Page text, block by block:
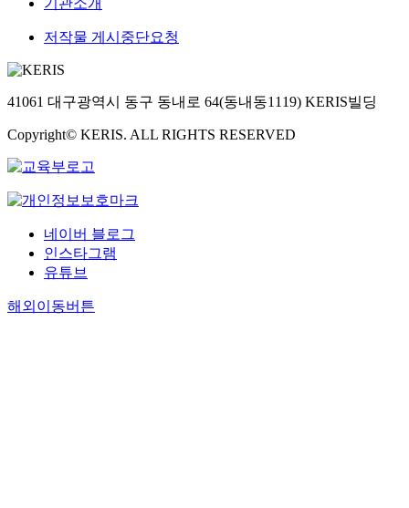
기관소개
저작물 게시중단요청
41061 대구광역시 동구 동내로 64(동내동1119) KERIS빌딩
Copyright© KERIS. ALL RIGHTS RESERVED
네이버 블로그
인스타그램
유튜브
해외이동버튼